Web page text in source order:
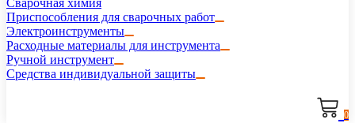
Сварочная химия
Приспособления для сварочных работ
Электроинструменты
Расходные материалы для инструмента
Ручной инструмент
Средства индивидуальной защиты
0